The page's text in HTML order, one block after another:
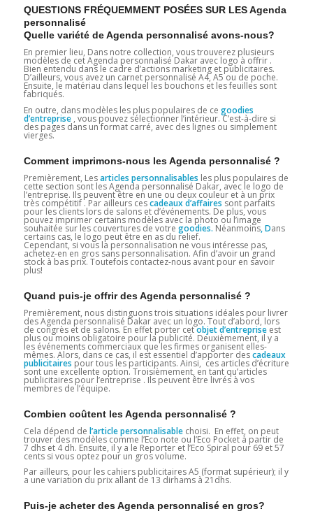
QUESTIONS FRÉQUEMMENT POSÉES SUR LES Agenda
personnalisé
Quelle variété de Agenda personnalisé avons-nous?
En premier lieu, Dans notre collection, vous trouverez plusieurs
modèles de cet Agenda personnalisé Dakar avec logo à offrir .
Bien entendu dans le cadre d’actions marketing et publicitaires.
D’ailleurs, vous avez un carnet personnalisé A4, A5 ou de poche.
Ensuite, le matériau dans lequel les bouchons et les feuilles sont
fabriqués.
En outre, dans modèles les plus populaires de ce goodies
d’entreprise, vous pouvez sélectionner l’intérieur. C’est-à-dire si
des pages dans un format carré, avec des lignes ou simplement
vierges.
Comment imprimons-nous les Agenda personnalisé ?
Premièrement, Lesarticles personnalisables les plus populaires de
cette section sont les Agenda personnalisé Dakar, avec le logo de
l’entreprise. Ils peuvent être en une ou deux couleur et à un prix
très compétitif . Par ailleurs cescadeaux d’affaires sont parfaits
pour les clients lors de salons et d’événements. De plus, vous
pouvez imprimer certains modèles avec la photo ou l’image
souhaitée sur les couvertures de votre goodies. Néanmoins, Dans
certains cas, le logo peut être en as du relief.
Cependant, si vous la personnalisation ne vous intéresse pas,
achetez-en en gros sans personnalisation. Afin d’avoir un grand
stock à bas prix. Toutefois contactez-nous avant pour en savoir
plus!
Quand puis-je offrir des Agenda personnalisé ?
Premièrement, nous distinguons trois situations idéales pour livrer
des Agenda personnalisé Dakar avec un logo. Tout d’abord, lors
de congrès et de salons. En effet porter cetobjet d’entrepriseest
plus ou moins obligatoire pour la publicité. Deuxièmement, il y a
les événements commerciaux que les firmes organisent elles-
mêmes. Alors, dans ce cas, il est essentiel d’apporter descadeaux
publicitaires pour tous les participants. Ainsi, ces articles d’écriture
sont une excellente option. Troisièmement, en tant qu’articles
publicitaires pour l’entreprise . Ils peuvent être livrés à vos
membres de l’équipe.
Combien coûtent les Agenda personnalisé ?
Cela dépend de l’article personnalisablechoisi. En effet, on peut
trouver des modèles comme l’Eco note ou l’Eco Pocket à partir de
7 dhs et 4 dh. Ensuite, il y a le Reporter et l’Eco Spiral pour 69 et 57
cents si vous optez pour un gros volume.
Par ailleurs, pour les cahiers publicitaires A5 (format supérieur); il y
a une variation du prix allant de 13 dirhams à 21dhs.
Puis-je acheter des Agenda personnalisé en gros?